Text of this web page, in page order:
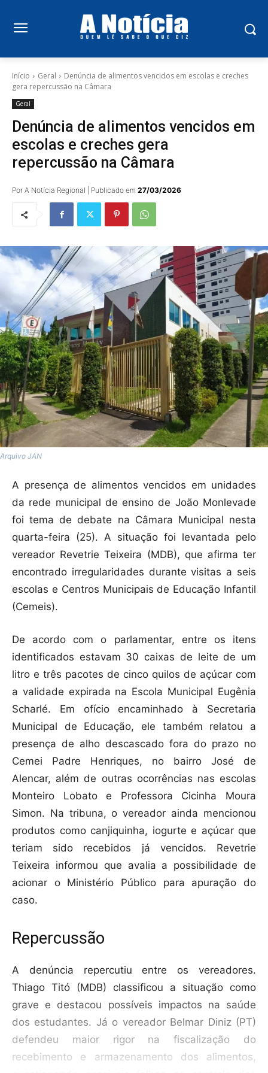
Início Geral
Denúncia de alimentos vencidos em escolas e creches
gera repercussão na Câmara
Geral
Denúncia de alimentos vencidos em
escolas e creches gera
repercussão na Câmara
Por A Notícia Regional | Publicado em 27/03/2026
Arquivo JAN
A presença de alimentos vencidos em unidades
da rede municipal de ensino de João Monlevade
foi tema de debate na Câmara Municipal nesta
quarta-feira (25). A situação foi levantada pelo
vereador Revetrie Teixeira (MDB), que afirma ter
encontrado irregularidades durante visitas a seis
escolas e Centros Municipais de Educação Infantil
(Cemeis).
De acordo com o parlamentar, entre os itens
identificados estavam 30 caixas de leite de um
litro e três pacotes de cinco quilos de açúcar com
a validade expirada na Escola Municipal Eugênia
Scharlé. Em ofício encaminhado à Secretaria
Municipal de Educação, ele também relatou a
presença de alho descascado fora do prazo no
Cemei Padre Henriques, no bairro José de
Alencar, além de outras ocorrências nas escolas
Monteiro Lobato e Professora Cicinha Moura
Simon. Na tribuna, o vereador ainda mencionou
produtos como canjiquinha, iogurte e açúcar que
teriam sido recebidos já vencidos. Revetrie
Teixeira informou que avalia a possibilidade de
acionar o Ministério Público para apuração do
caso.
Repercussão
A denúncia repercutiu entre os vereadores.
Thiago Titó (MDB) classificou a situação como
grave e destacou possíveis impactos na saúde
dos estudantes. Já o vereador Belmar Diniz (PT)
defendeu maior rigor na fiscalização do
recebimento e armazenamento dos alimentos,